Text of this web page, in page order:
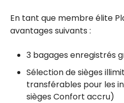
En tant que membre élite
avantages suivants :
3 bagages enregistrés
Sélection de sièges
transférables pour les
sièges Confort accru)